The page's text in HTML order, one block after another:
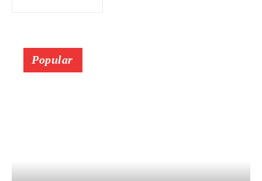
Popular